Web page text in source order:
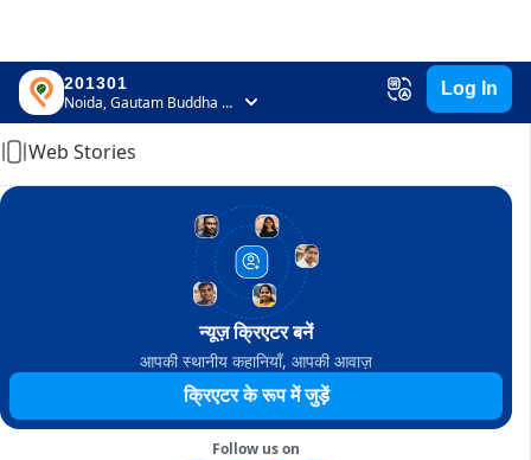
201301
Noida, Gautam Buddha Nagar, Uttar Pradesh
Log In
Home
Web Stories
न्यूज़ क्रिएटर बनें
आपकी स्थानीय कहानियाँ, आपकी आवाज़
क्रिएटर के रूप में जुड़ें
Follow us on